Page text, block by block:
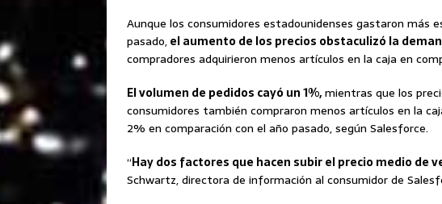
Aunque los consumidores estadounidenses gastaron más
pasado,el aumento de los precios obstaculizó la
compradores adquirieron menos artículos en la caja en
El volumen de pedidos cayó un 1%,mientras que los
consumidores también compraron menos artículos en la
2% en comparación con el año pasado, según Salesforce.
“Hay dos factores que hacen subir el precio medio de
Schwartz, directora de información al consumidor de